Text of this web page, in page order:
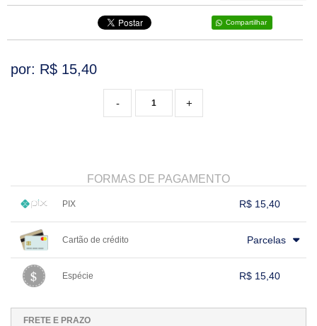
Compartilhar
por: R$ 15,40
+
-
FORMAS DE PAGAMENTO
PIX R$ 15,40
..
Cartão de crédito Parcelas
...
Espécie R$ 15,40
..
...
FRETE E PRAZO